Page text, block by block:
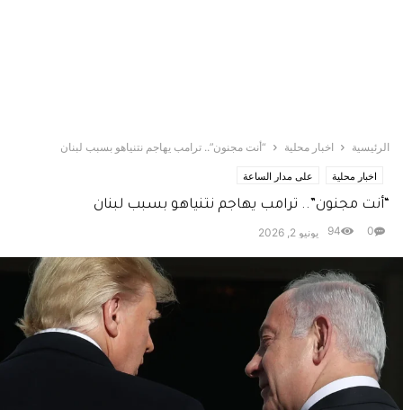
الرئيسية اخبار محلية “أنت مجنون”.. ترامب يهاجم نتنياهو بسبب لبنان
اخبار محلية على مدار الساعة
“أنت مجنون”.. ترامب يهاجم نتنياهو بسبب لبنان
يونيو 2, 2026 0
94